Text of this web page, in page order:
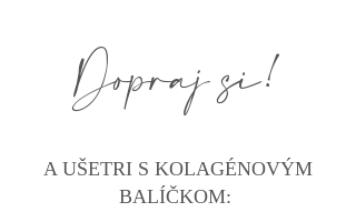
Dopraj si!
A UŠETRI S KOLAGÉNOVÝM
BALÍČKOM: